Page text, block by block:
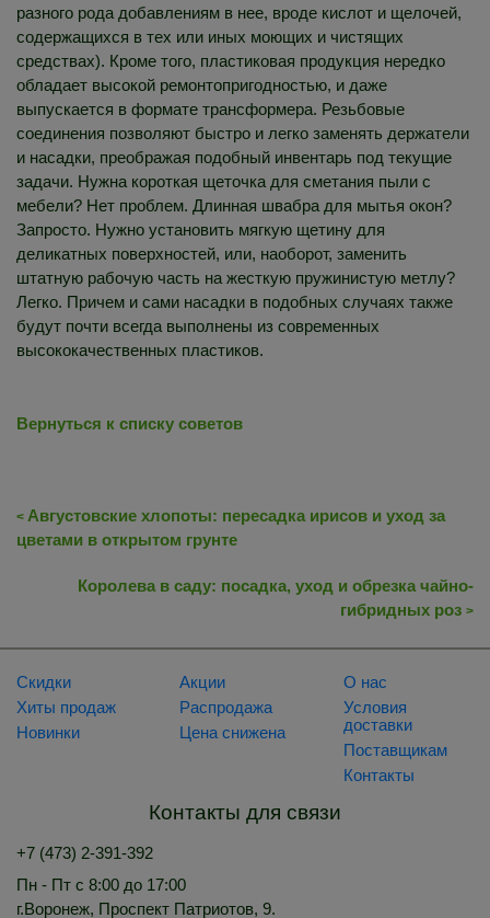
разного рода добавлениям в нее, вроде кислот и щелочей,
содержащихся в тех или иных моющих и чистящих
средствах). Кроме того, пластиковая продукция нередко
обладает высокой ремонтопригодностью, и даже
выпускается в формате трансформера. Резьбовые
соединения позволяют быстро и легко заменять держатели
и насадки, преображая подобный инвентарь под текущие
задачи. Нужна короткая щеточка для сметания пыли с
мебели? Нет проблем. Длинная швабра для мытья окон?
Запросто. Нужно установить мягкую щетину для
деликатных поверхностей, или, наоборот, заменить
штатную рабочую часть на жесткую пружинистую метлу?
Легко. Причем и сами насадки в подобных случаях также
будут почти всегда выполнены из современных
высококачественных пластиков.
Вернуться к списку советов
< Августовские хлопоты: пересадка ирисов и уход за
цветами в открытом грунте
Королева в саду: посадка, уход и обрезка чайно-
гибридных роз >
Скидки
Хиты продаж
Новинки
Акции
Распродажа
Цена снижена
О нас
Условия
доставки
Поставщикам
Контакты
Контакты для связи
+7 (473) 2-391-392
Пн - Пт с 8:00 до 17:00
г.Воронеж, Проспект Патриотов, 9.